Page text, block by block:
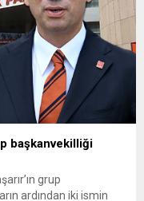
başkanvekilliği
grup
ardından iki ismin